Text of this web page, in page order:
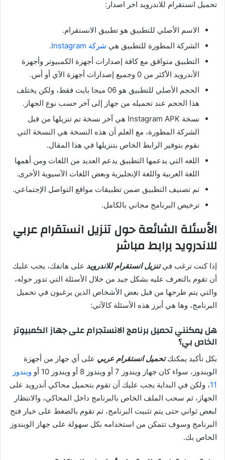
تحميل انستقرام للاندرويد اخر اصدار:
الاسم الأصلي للتطبيق هو تطبيق الانستقرام.
الشركة المطورة للتطبيق هي شركة Instagram
.
التطبيق متوافق مع كافة إصدارات أجهزة الكمبيوتر وأجهزة
الأندرويد الأكثر من 0 وجميع إصدارات أجهزة الآي أو أس.
الحجم الأصلي للتطبيق هو 06 ميجا بايت فقط، ولكن يختلف
هذا الحجم عند تحميله من جهاز إلى آخر حسب نوع الجهاز.
نسخة Instagram APK هي آخر نسخة تم تنزيلها من قبل
الشركة المطورة، مع العلم أن هذه النسخة هي النسخة التي
نقوم بتوفير الرابط الخاص بتنزيلها في هذا المقال.
اللغه التي يدعمها التطبيق يدعم العديد من اللغات ومن أهمها
اللغة العربية واللغة الإنجليزية وبعض اللغات الآسيوية الأخرى.
تم تصنيف التطبيق ضمن تطبيقات مواقع التواصل الإجتماعي.
ترخيص البرنامج مجاني بالكامل.
الأسئلة الشائعة حول تنزيل انستقرام عربي
للاندرويد برابط مباشر
إذا كنت ترغب فيتنزيل انستقرام للاندرويد على هاتفك، يجب عليك
أن تقوم بالتعرف عليه بشكل جيد من خلال الأسئلة التي تدور حوله،
والتي يتم طرحها من قبل بعض الأشخاص الذين يرغبون في تحميل
البرنامج، وها هي أبرز هذه الأسئلة كالآتي:
هل يمكنني تحميل برنامج الانستجرام على جهاز الكمبيوتر
الخاص بي؟
بكل تأكيد يمكنكتحميل انستقرام عربي على أي جهاز من أجهزة
الويندوز، سواء كان جهاز ويندوز 7 أو ويندوز 8 أو ويندوز 10 أو
ويندوز
11، ولكن في البداية يجب عليك أن تقوم بتحميل محاكي أندرويد على
الجهاز، ثم سحب الملف الخاص بالبرنامج داخل المحاكي، والانتظار
لبعض ثواني حتى يتم تثبيت البرنامج، ثم تقوم بالضغط على خيار فتح
البرنامج وسوف تتمكن من استخدامه بكل سهولة على جهاز الويندوز
الخاص بك.